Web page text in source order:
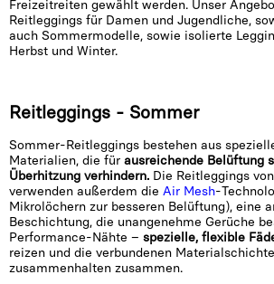
Freizeitreiten gewählt werden. Unser
Reitleggings für Damen und Jugendliche,
auch Sommermodelle, sowie isolierte
Herbst und Winter.
Reitleggings - Sommer
Sommer-Reitleggings bestehen aus
Materialien, die für ausreichende Belüftung
Überhitzung verhindern. Die Reitleggings
verwenden außerdem die Air Mesh-
Mikrolöchern zur besseren Belüftung), eine
Beschichtung, die unangenehme Gerüche
Performance-Nähte – spezielle, flexible
reizen und die verbundenen
zusammenhalten zusammen.